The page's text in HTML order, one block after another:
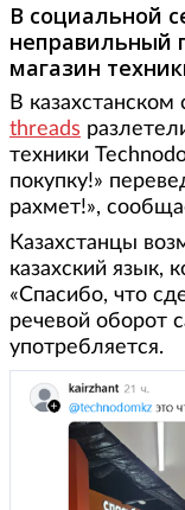
В социальной
неправильный
магазин
В
threads
техники
покупку!»
рахмет!»,
Казахстанцы
казахский язык,
«Спасибо, что
речевой оборот
употребляется.